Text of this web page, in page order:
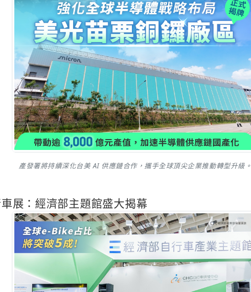
產發署將持續深化台美 AI 供應鏈合作，攜手全球頂尖企業推動轉型升級。
展：經濟部主題館盛大揭幕